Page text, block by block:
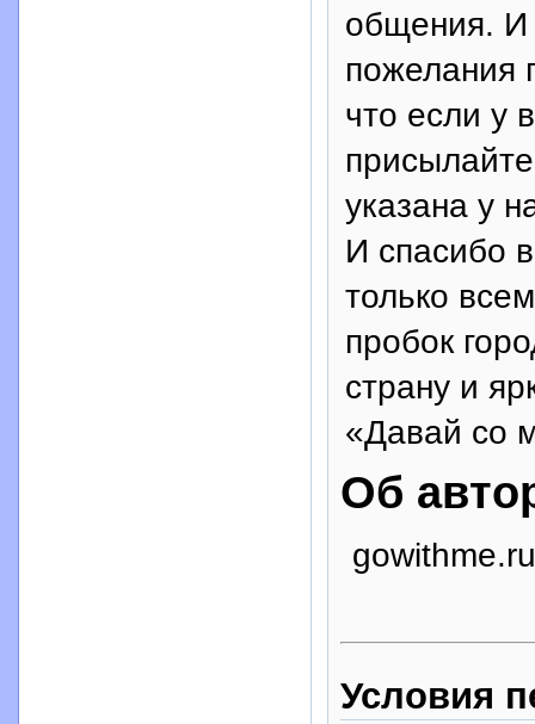
общения. И
пожелания
что если у
указана у
И спасибо
только
пробок
страну и
«Давай со
Об
gowithme.ru
Условия